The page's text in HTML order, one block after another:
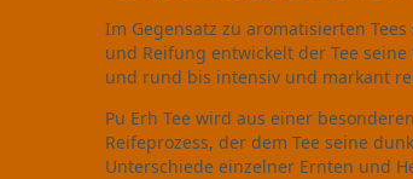
Im Gegensatz zu aromatisierten
und Reifung entwickelt der Tee
und rund bis intensiv und markant
Pu Erh Tee wird aus einer
Reifeprozess, der dem Tee seine
Unterschiede einzelner Ernten und